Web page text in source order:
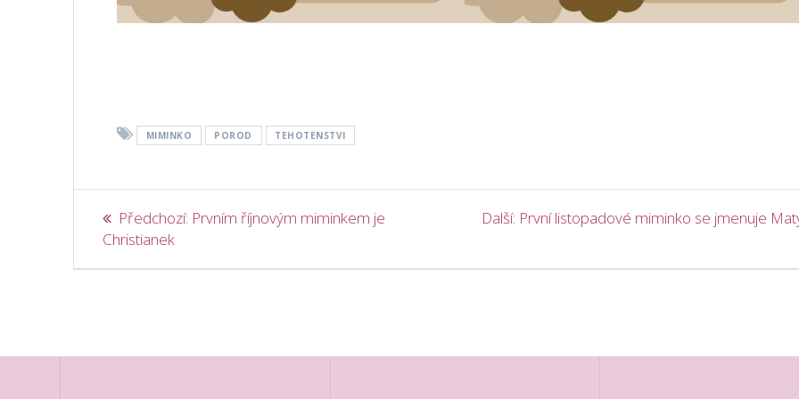
MIMINKO POROD TEHOTENSTVI
Navigace
pro
Předchozí: Předchozí
Prvním říjnovým miminkem je
Christianek
Další: Další
První listopadové miminko se jmenuje